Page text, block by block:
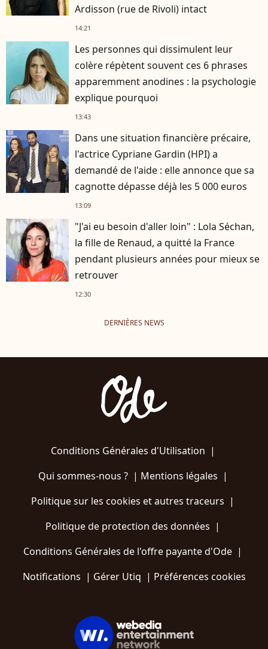
Ardisson (rue de Rivoli) intact
14:21
Les personnes qui dissimulent leur
colère répètent souvent ces 6 phrases
apparemment anodines : la psychologie
explique pourquoi
13:43
Dans une situation financière précaire,
l'actrice Cypriane Gardin (HPI) a
demandé de l'aide : elle annonce que sa
cagnotte dépasse déjà les 5 000 euros
13:09
"J'ai eu besoin d'aller loin" : Lola Séchan,
la fille de Renaud, a quitté la France
pendant plusieurs années pour mieux se
retrouver
12:30
DERNIÈRES NEWS
Conditions Générales d'Utilisation |
Qui sommes-nous ?| Mentions légales |
Politique sur les cookies et autres traceurs |
Politique de protection des données |
Conditions Générales de l'offre payante d'Ode |
Notifications | Gérer Utiq | Préférences cookies